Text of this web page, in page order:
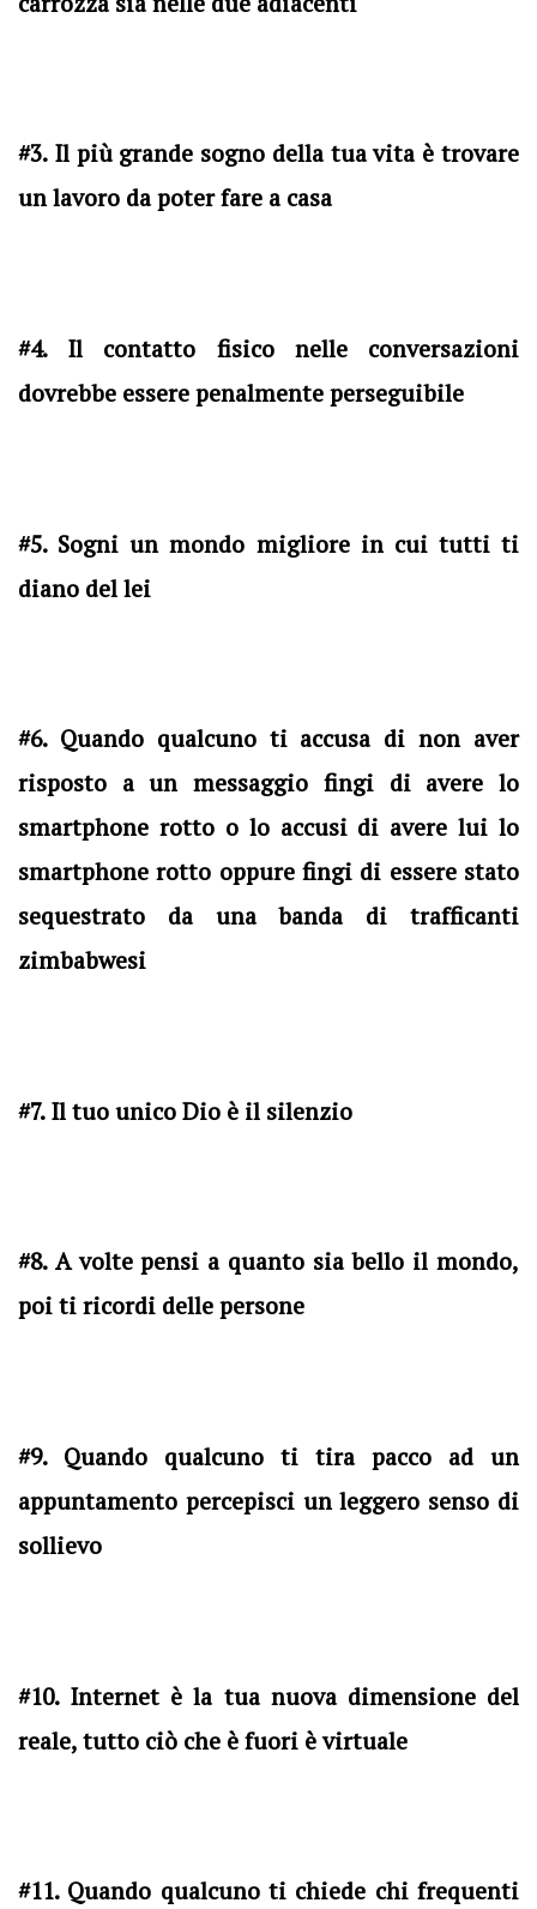
#3. Il più grande sogno della tua vita è trovare
un lavoro da poter fare a casa
#4. Il contatto fisico nelle conversazioni
dovrebbe essere penalmente perseguibile
#5. Sogni un mondo migliore in cui tutti ti
diano del lei
#6. Quando qualcuno ti accusa di non aver
risposto a un messaggio fingi di avere lo
smartphone rotto o lo accusi di avere lui lo
smartphone rotto oppure fingi di essere stato
sequestrato da una banda di trafficanti
zimbabwesi
#7. Il tuo unico Dio è il silenzio
#8. A volte pensi a quanto sia bello il mondo,
poi ti ricordi delle persone
#9. Quando qualcuno ti tira pacco ad un
appuntamento percepisci un leggero senso di
sollievo
#10. Internet è la tua nuova dimensione del
reale, tutto ciò che è fuori è virtuale
#11. Quando qualcuno ti chiede chi frequenti